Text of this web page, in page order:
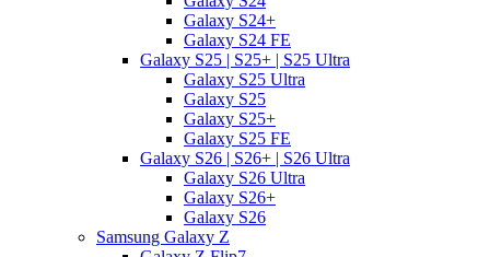
Galaxy S24+
Galaxy S24 FE
Galaxy S25 | S25+ | S25 Ultra
Galaxy S25 Ultra
Galaxy S25
Galaxy S25+
Galaxy S25 FE
Galaxy S26 | S26+ | S26 Ultra
Galaxy S26 Ultra
Galaxy S26+
Galaxy S26
Samsung Galaxy Z